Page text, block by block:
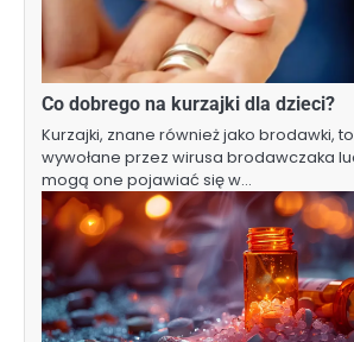
Co dobrego na kurzajki dla dzieci?
Kurzajki, znane również jako brodawki,
wywołane przez wirusa brodawczaka
mogą one pojawiać się w…